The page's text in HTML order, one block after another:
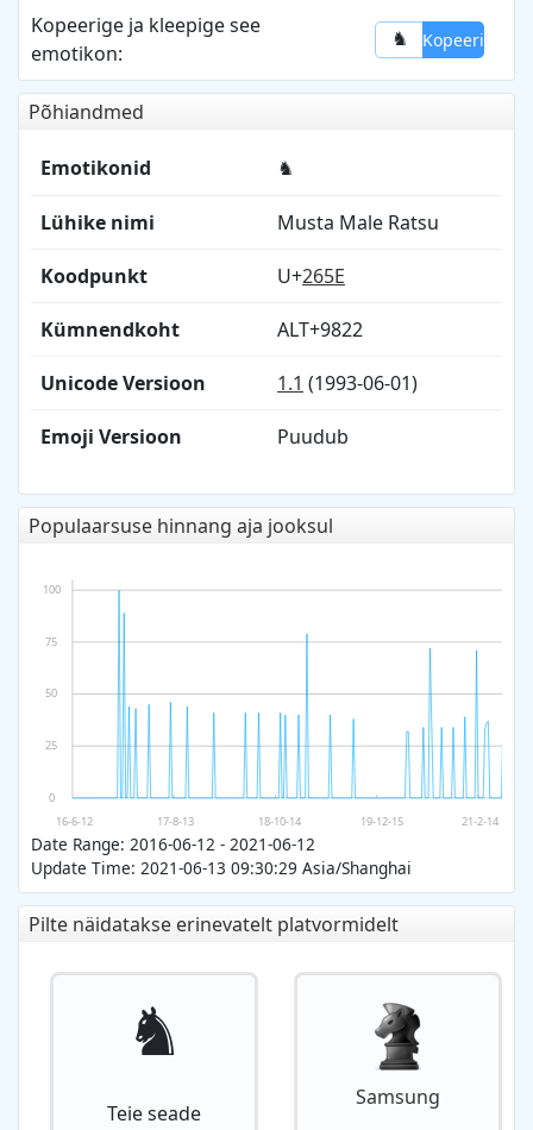
Kopeerige ja kleepige see
emotikon:
♞ Kopeeri
Põhiandmed
Emotikonid ♞
Lühike nimi Musta Male Ratsu
Koodpunkt U+265E
Kümnendkoht ALT+9822
Unicode Versioon 1.1 (1993-06-01)
Emoji Versioon Puudub
Populaarsuse hinnang aja jooksul
100
75
50
25
0
16-6-12 17-8-13 18-10-14 19-12-15 21-2-14
Date Range: 2016-06-12 - 2021-06-12
Update Time: 2021-06-13 09:30:29 Asia/Shanghai
Pilte näidatakse erinevatelt platvormidelt
♞
Teie seade
Samsung